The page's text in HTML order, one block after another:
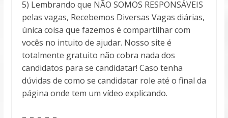
5) Lembrando que NÃO SOMOS RESPONSÁVEIS
pelas vagas, Recebemos Diversas Vagas diárias,
única coisa que fazemos é compartilhar com
vocês no intuito de ajudar. Nosso site é
totalmente gratuito não cobra nada dos
candidatos para se candidatar! Caso tenha
dúvidas de como se candidatar role até o final da
página onde tem um vídeo explicando.